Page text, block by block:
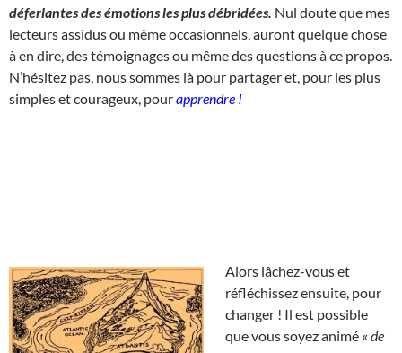
déferlantes des émotions les plus débridées. Nul doute que mes
lecteurs assidus ou même occasionnels, auront quelque chose
à en dire, des témoignages ou même des questions à ce propos.
N’hésitez pas, nous sommes là pour partager et, pour les plus
simples et courageux, pourapprendre !
Alors lâchez-vous et
réfléchissez ensuite, pour
changer ! Il est possible
que vous soyez animé « de